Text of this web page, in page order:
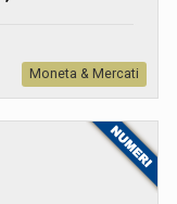
Moneta & Mercati